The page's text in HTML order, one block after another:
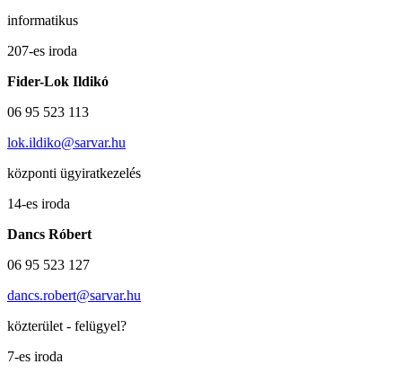
informatikus
207-es iroda
Fider-Lok Ildikó
06 95 523 113
lok.ildiko@sarvar.hu
központi ügyiratkezelés
14-es iroda
Dancs Róbert
06 95 523 127
dancs.robert@sarvar.hu
közterület - felügyel?
7-es iroda